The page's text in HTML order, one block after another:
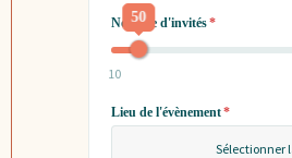
Nombre d'invités*
10
50
Lieu de l'évènement*
Sélectionner